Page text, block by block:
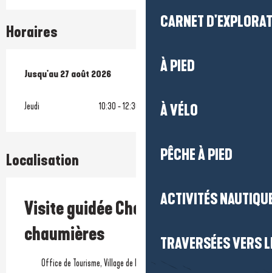
CARNET
À PIED
À VÉLO
PÊCHE À PIED
ACTIVITÉS
TRAVERSÉES VERS
Horaires
Du9 juillet 2026 au27 août 2026
Jusqu'au 27 août 2026
Jeudi 10:30 - 12:30
Localisation
Visite guidée Chaume et
chaumières
Office de Tourisme, Village de Kerhinet, 44410 Saint-Lyphard